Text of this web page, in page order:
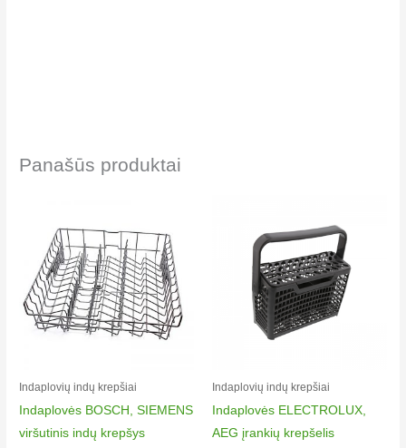
Panašūs produktai
Indaplovių indų krepšiai​
Indaplovės BOSCH, SIEMENS
viršutinis indų krepšys
Indaplovių indų krepšiai​
Indaplovės ELECTROLUX,
AEG įrankių krepšelis